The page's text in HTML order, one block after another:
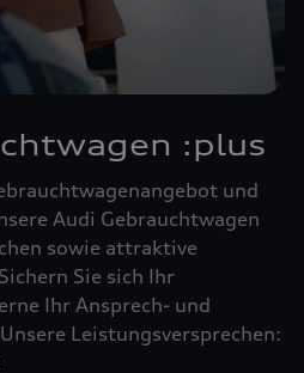
:plus
und
Audi Gebrauchtwagen
sowie attraktive
Sie sich Ihr
Ihr Ansprech- und
Leistungsversprechen: